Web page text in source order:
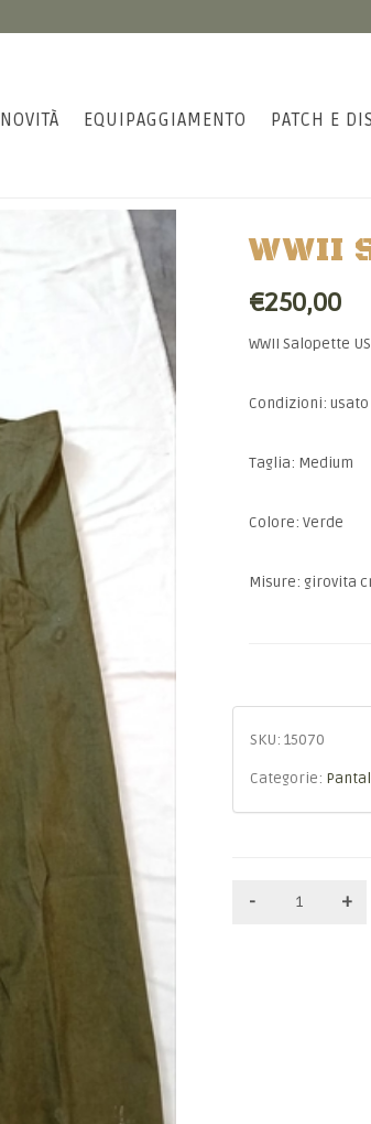
NOVITÀ EQUIPAGGIAMENTO PATCH E
WWII
€250,00
WWII Salopette US
Condizioni:
Taglia: Medium
Colore: Verde
Misure: girovita
SKU: 15070
Categorie: